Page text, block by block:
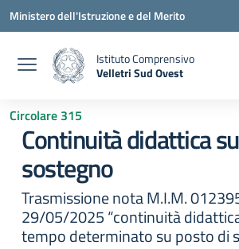
Vai ai contenuti
Vai al menu di navigazione
Vai al footer
Ministero dell'Istruzione e del Merito
Istituto Comprensivo
Velletri Sud Ovest
Circolare 315
Continuità didattica
sostegno
Trasmissione nota M.I.M.
29/05/2025 “continuità
tempo determinato su posto di